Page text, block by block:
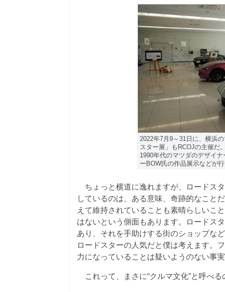
2022年7月9～31日に、横浜
スター展」もRCOJの主催だ
1990年代のマツダのデザイ
ーBOW氏の作品展示などが
ちょっと横道に逸れますが、ロードス
しているのは、ある意味、奇跡的なこと
えて維持されていることも素晴らしいこ
はないという側面もあります。ロードス
あり、それを手助けする街のショップな
ロードスターの人気だと僕は考えます。
力になっていることは疑いようのない事実
これって、まさに“クルマ文化”と呼べる